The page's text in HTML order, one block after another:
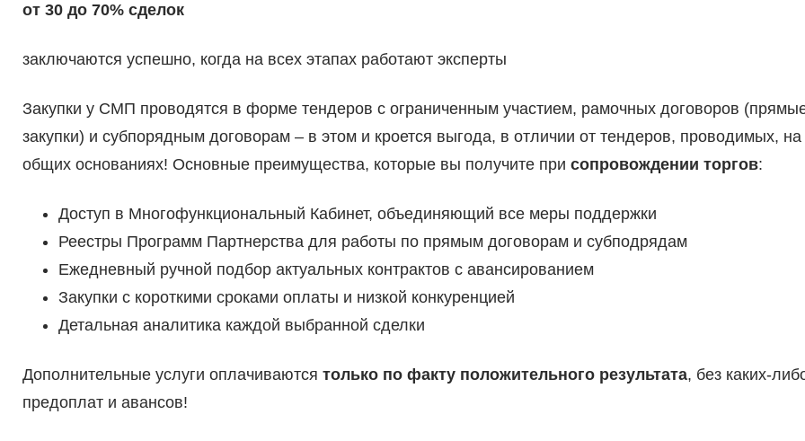
от 30 до 70% сделок
заключаются успешно, когда на всех этапах работают эксперты
Закупки у СМП проводятся в форме тендеров с ограниченным участием, рамочных договоров
закупки) и субпорядным договорам – в этом и кроется выгода, в отличии от тендеров, проводимых, на
общих основаниях! Основные преимущества, которые вы получите при сопровождении торгов:
Доступ в Многофункциональный Кабинет, объединяющий все меры поддержки
Реестры Программ Партнерства для работы по прямым договорам и субподрядам
Ежедневный ручной подбор актуальных контрактов с авансированием
Закупки с короткими сроками оплаты и низкой конкуренцией
Детальная аналитика каждой выбранной сделки
Дополнительные услуги оплачиваются только по факту положительного результата, без каких-
предоплат и авансов!